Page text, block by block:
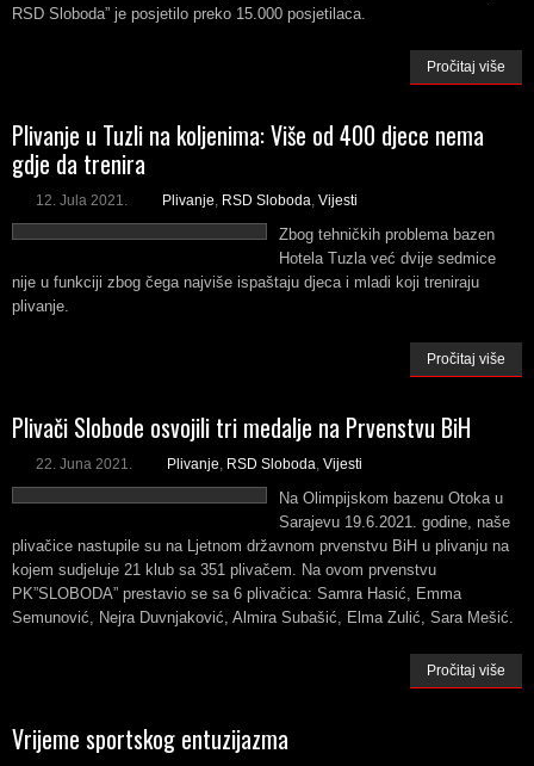
RSD Sloboda” je posjetilo preko 15.000 posjetilaca.
Pročitaj više
Plivanje u Tuzli na koljenima: Više od 400 djece nema
gdje da trenira
12. Jula 2021. Plivanje, RSD Sloboda, Vijesti
Zbog tehničkih problema bazen
Hotela Tuzla već dvije sedmice
nije u funkciji zbog čega najviše ispaštaju djeca i mladi koji treniraju
plivanje.
Pročitaj više
Plivači Slobode osvojili tri medalje na Prvenstvu BiH
22. Juna 2021. Plivanje, RSD Sloboda, Vijesti
Na Olimpijskom bazenu Otoka u
Sarajevu 19.6.2021. godine, naše
plivačice nastupile su na Ljetnom državnom prvenstvu BiH u plivanju na
kojem sudjeluje 21 klub sa 351 plivačem. Na ovom prvenstvu
PK”SLOBODA” prestavio se sa 6 plivačica: Samra Hasić, Emma
Semunović, Nejra Duvnjaković, Almira Subašić, Elma Zulić, Sara Mešić.
Pročitaj više
Vrijeme sportskog entuzijazma